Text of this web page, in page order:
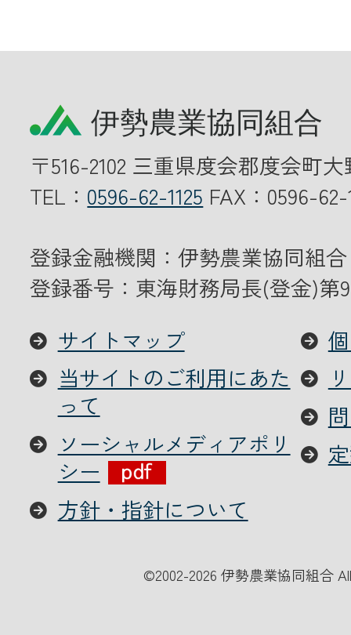
〒516-2102 三重県度会郡度会町
TEL： 0596-62-1125 FAX：0596-62-
登録金融機関：伊勢農業協同組合
登録番号：東海財務局長(登金)第
サイトマップ
当サイトのご利用にあた
って
ソーシャルメディアポリ
シー
方針・指針について
©2002-2026 伊勢農業協同組合